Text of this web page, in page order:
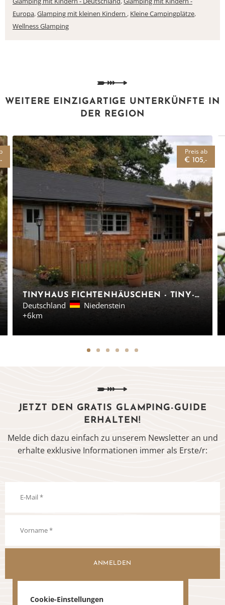
Europa,Glamping mit kleinen Kindern , Kleine Campingplätze,
Wellness Glamping
WEITERE EINZIGARTIGE UNTERKÜNFTE IN
DER REGION
TINYHAUS FICHTENHÄUSCHEN - TINY-HÄUSER, HESSEN
Deutschland
Niedenstein
+6km
Preis ab
€ 105,-
JETZT DEN GRATIS GLAMPING-GUIDE
ERHALTEN!
Melde dich dazu einfach zu unserem Newsletter an und
erhalte exklusive Informationen immer als Erste/r:
ANMELDEN
Cookie-Einstellungen